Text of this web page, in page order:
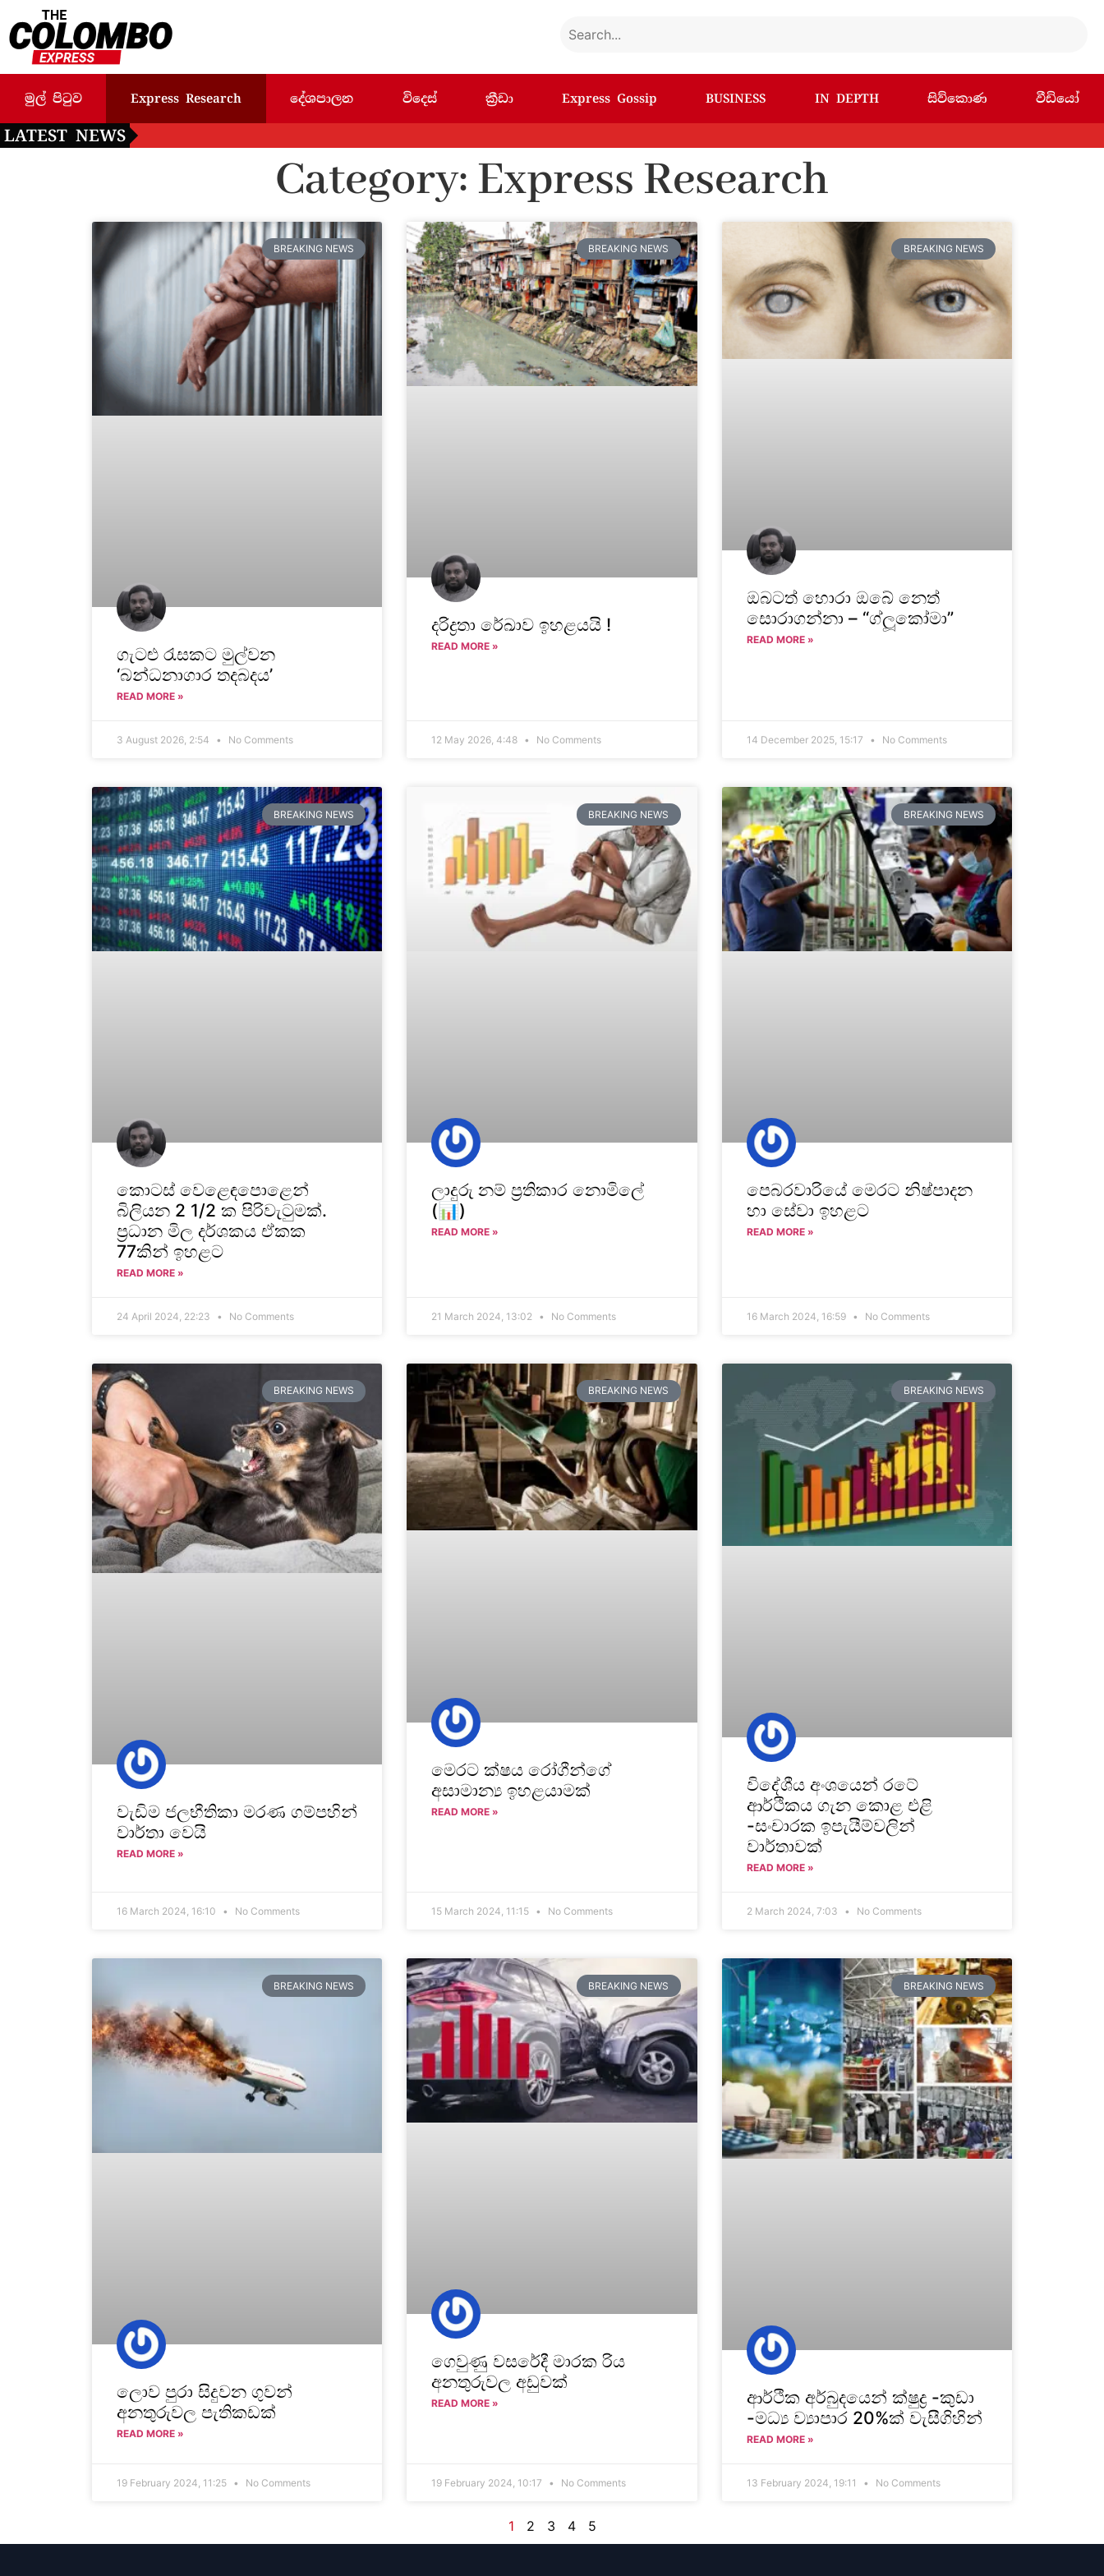
මුල් පිටුව Express Research දේශපාලන විදෙස් ක්‍රීඩා Express Gossip BUSINESS IN DEPTH සිව්කොණ වීඩියෝ
LATEST NEWS
Category: Express Research
BREAKING NEWS
ගැටළු රැසකට මුල්වන
‘බන්ධනාගාර තදබදය’
READ MORE »
3 August 2026, 2:54 No Comments
BREAKING NEWS
දරිද්‍රතා රේඛාව ඉහළයයි !
READ MORE »
12 May 2026, 4:48 No Comments
BREAKING NEWS
ඔබටත් හොරා ඔබේ නෙත්
සොරාගන්නා – “ග්ලූකෝමා”
READ MORE »
14 December 2025, 15:17 No Comments
BREAKING NEWS
කොටස් වෙළෙඳපොළෙන්
බිලියන 2 1/2 ක පිරිවැටුමක්.
ප්‍රධාන මිල දර්ශකය ඒකක
77කින් ඉහළට
READ MORE »
24 April 2024, 22:23 No Comments
BREAKING NEWS
ලාදුරු නම් ප්‍රතිකාර නොමිලේ
(📊)
READ MORE »
21 March 2024, 13:02 No Comments
BREAKING NEWS
පෙබරවාරියේ මෙරට නිෂ්පාදන
හා සේවා ඉහළට
READ MORE »
16 March 2024, 16:59 No Comments
BREAKING NEWS
වැඩිම ජලභීතිකා මරණ ගම්පහින්
වාර්තා වෙයි
READ MORE »
16 March 2024, 16:10 No Comments
BREAKING NEWS
මෙරට ක්ෂය රෝගීන්ගේ
අසාමාන්‍ය ඉහළයාමක්
READ MORE »
15 March 2024, 11:15 No Comments
BREAKING NEWS
විදේශීය අංශයෙන් රටේ
ආර්ථිකය ගැන කොළ එළි
-සංචාරක ඉපැයීම්වලින්
වාර්තාවක්
READ MORE »
2 March 2024, 7:03 No Comments
BREAKING NEWS
ලොව පුරා සිදුවන ගුවන්
අනතුරුවල පැතිකඩක්
READ MORE »
19 February 2024, 11:25 No Comments
BREAKING NEWS
ගෙවුණු වසරේදී මාරක රිය
අනතුරුවල අඩුවක්
READ MORE »
19 February 2024, 10:17 No Comments
BREAKING NEWS
ආර්ථික අර්බුදයෙන් ක්ෂුද්‍ර -කුඩා
-මධ්‍ය ව්‍යාපාර 20%ක් වැසීගිහින්
READ MORE »
13 February 2024, 19:11 No Comments
1 2 3 4 5